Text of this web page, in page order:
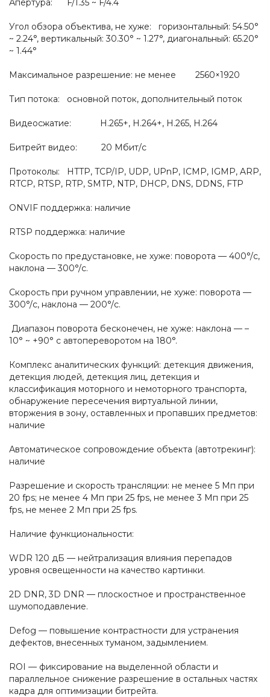
Апертура: F/1.35 ~ F/4.4
Угол обзора объектива, не хуже: горизонтальный: 54.50°
~ 2.24°, вертикальный: 30.30° ~ 1.27°, диагональный: 65.20°
~ 1.44°
Максимальное разрешение: не менее 2560×1920
Тип потока: основной поток, дополнительный поток
Видеосжатие: H.265+, H.264+, H.265, H.264
Битрейт видео: 20 Мбит/с
Протоколы: HTTP, TCP/IP, UDP, UPnP, ICMP, IGMP, ARP,
RTCP, RTSP, RTP, SMTP, NTP, DHCP, DNS, DDNS, FTP
ONVIF поддержка: наличие
RTSP поддержка: наличие
Скорость по предустановке, не хуже: поворота — 400°/с,
наклона — 300°/с.
Скорость при ручном управлении, не хуже: поворота —
300°/с, наклона — 200°/с.
Диапазон поворота бесконечен, не хуже: наклона — –
10° ~ +90° с автопереворотом на 180°.
Комплекс аналитических функций: детекция движения,
детекция людей, детекция лиц, детекция и
классификация моторного и немоторного транспорта,
обнаружение пересечения виртуальной линии,
вторжения в зону, оставленных и пропавших предметов:
наличие
Автоматическое сопровождение объекта (автотрекинг):
наличие
Разрешение и скорость трансляции: не менее 5 Мп при
20 fps; не менее 4 Мп при 25 fps, не менее 3 Мп при 25
fps, не менее 2 Мп при 25 fps.
Наличие функциональности:
WDR 120 дБ — нейтрализация влияния перепадов
уровня освещенности на качество картинки.
2D DNR, 3D DNR — плоскостное и пространственное
шумоподавление.
Defog — повышение контрастности для устранения
дефектов, внесенных туманом, задымлением.
ROI — фиксирование на выделенной области и
параллельное снижение разрешение в остальных частях
кадра для оптимизации битрейта.